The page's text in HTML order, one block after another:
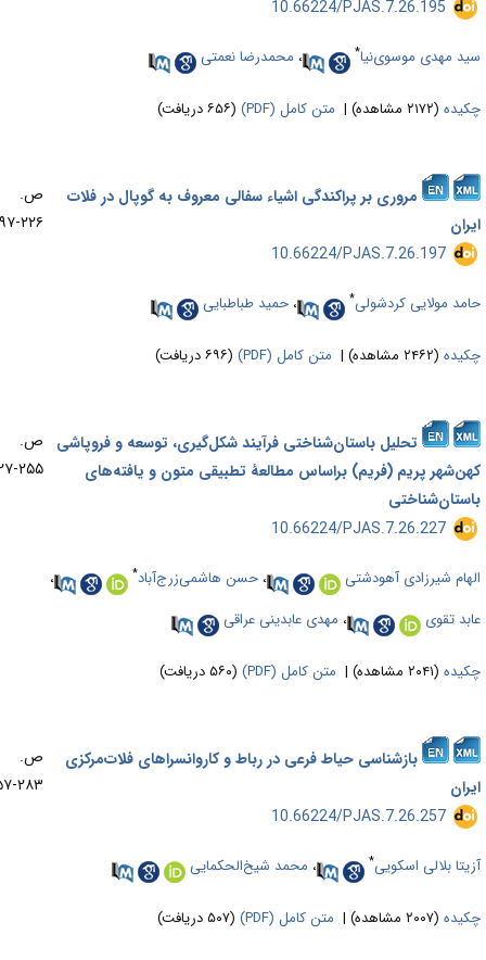
‎ 10.66224/PJAS.7.26.195
مهدی موسوی‌نیا* ،محمدرضا نعمتی
(۲۱۷۲ مشاهده) | متن کامل (PDF) (۶۵۶ دریافت)
مروری بر پراکندگی اشیاء سفالی معروف به گوپال در فلات
ص.
۲۲۶-۱۹۷
‎ 10.66224/PJAS.7.26.197
مولایی کردشولی* ،حمید طباطبایی
(۲۴۶۲ مشاهده) | متن کامل (PDF) (۶۹۶ دریافت)
تحلیل باستان‌شناختی فرآیند شکل‌گیری، توسعه و فروپاشی
پریم (فریم) براساس مطالعۀ تطبیقی متون و یافته‌های
ص.
۲۵۵-۲۲۷
‎ 10.66224/PJAS.7.26.227
شیرزادی آهودشتی ،حسن هاشمی‌زرج‌آباد*
،
تقوی
،مهدی عابدینی عراقی
(۲۰۴۱ مشاهده) | متن کامل (PDF) (۵۶۰ دریافت)
بازشناسی حیاط فرعی در رباط و کاروانسراهای فلات‌مرکزی
ص.
۲۸۳-۲۵۷
‎ 10.66224/PJAS.7.26.257
بلالی اسکویی* ،محمد شیخ‌الحکمایی
(۲۰۰۷ مشاهده) | متن کامل (PDF) (۵۰۷ دریافت)